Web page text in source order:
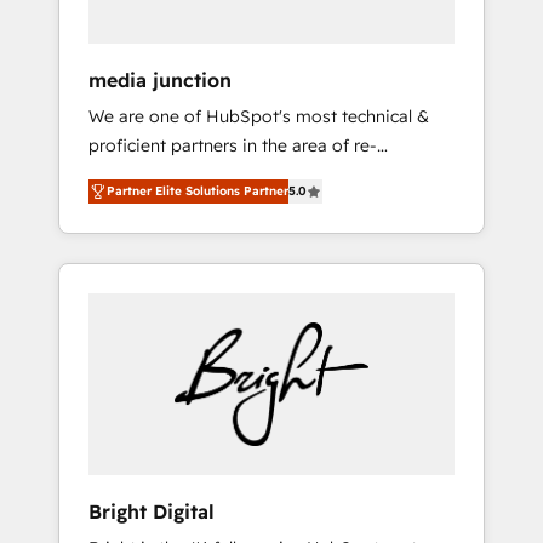
media junction
We are one of HubSpot's most technical &
proficient partners in the area of re-
platforming, website design & development.
We specialize in multi-hub implementations
for mid-market & enterprise companies. We
are woman-owned, powered by coffee, and
Impact Award 🏆2022 Technical Expertise
Impact Award 🏆2022 Platform Migration
Excellence Impact Award 🏆2020 Elite
Solutions Partner 🏆2019 Integrations
Website Design HubSpot Impact Award 🏆
Partner Elite Solutions Partner5.0
Bright Digital